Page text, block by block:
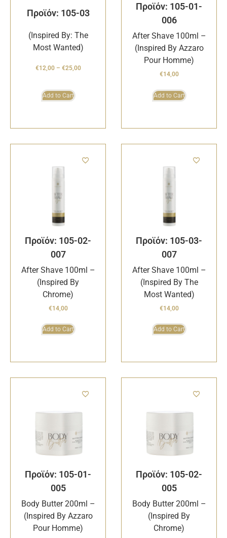
Προϊόν: 105-03
(Inspired By: The
Most Wanted)
€12,00 – €25,00
Add to Cart
Προϊόν: 105-01-
006
After Shave 100ml –
(Inspired By Azzaro
Pour Homme)
€14,00
Add to Cart
Προϊόν: 105-02-
007
After Shave 100ml –
(Inspired By
Chrome)
€14,00
Add to Cart
Προϊόν: 105-03-
007
After Shave 100ml –
(Inspired By The
Most Wanted)
€14,00
Add to Cart
Προϊόν: 105-01-
005
Body Butter 200ml –
(Inspired By Azzaro
Pour Homme)
Προϊόν: 105-02-
005
Body Butter 200ml –
(Inspired By
Chrome)